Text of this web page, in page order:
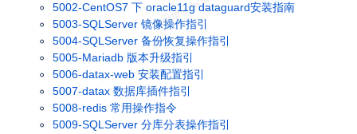
5002-CentOS7 下 oracle11g dataguard安装指南
5003-SQLServer 镜像操作指引
5004-SQLServer 备份恢复操作指引
5005-Mariadb 版本升级指引
5006-datax-web 安装配置指引
5007-datax 数据库插件指引
5008-redis 常用操作指令
5009-SQLServer 分库分表操作指引